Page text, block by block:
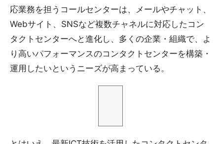
応業務を担うコールセンターは、メールやチャット、
Webサイト、SNSなど複数チャネルに対応したコン
タクトセンターへと進化し、多くの企業・組織で、よ
り高いパフォーマンスのコンタクトセンターを構築・
運用したいというニーズが高まっている。